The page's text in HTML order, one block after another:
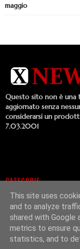
maggio
Questo sito non è una
aggiornato senza
considerarsi un
7.03.2001
CATEGORIE
Album Cinema
Emergenti
Televisione Video
This site uses
and to analyze
shared with Google
metrics to ensure
statistics, and to